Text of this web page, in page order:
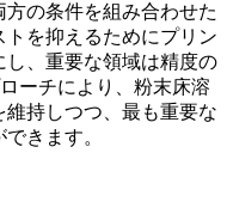
の条件を組み合わせた
を抑えるためにプリン
し、重要な領域は精度の
ーチにより、 粉末床溶
持しつつ、最も重要な
きます。